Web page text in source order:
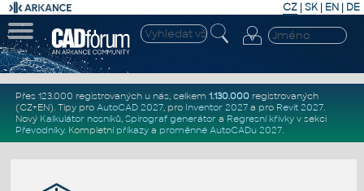
CZ | SK| EN | DE
Přes 123.000 registrovaných u nás, celkem 1.130.000registrovaných
(CZ+EN). Tipy pro AutoCAD 2027, pro Inventor 2027a pro Revit 2027.
Nový Kalkulátor nosníků, Spirograf generátor a Regresní křivkyv sekci
Převodníky. Kompletní příkazya proměnné AutoCADu 2027.